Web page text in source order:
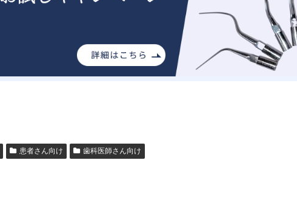
患者さん向け 歯科医師さん向け